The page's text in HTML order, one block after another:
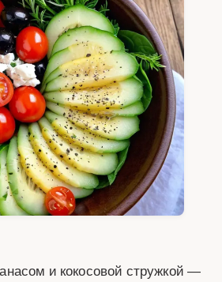
и кокосовой стружкой —